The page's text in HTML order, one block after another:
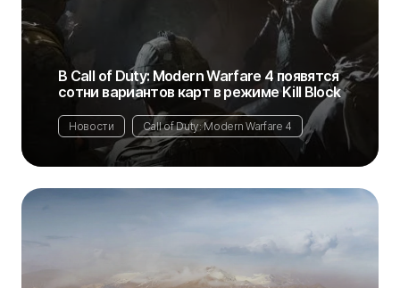
В Call of Duty: Modern Warfare 4 появятся
сотни вариантов карт в режиме Kill Block
Новости Call of Duty: Modern Warfare 4